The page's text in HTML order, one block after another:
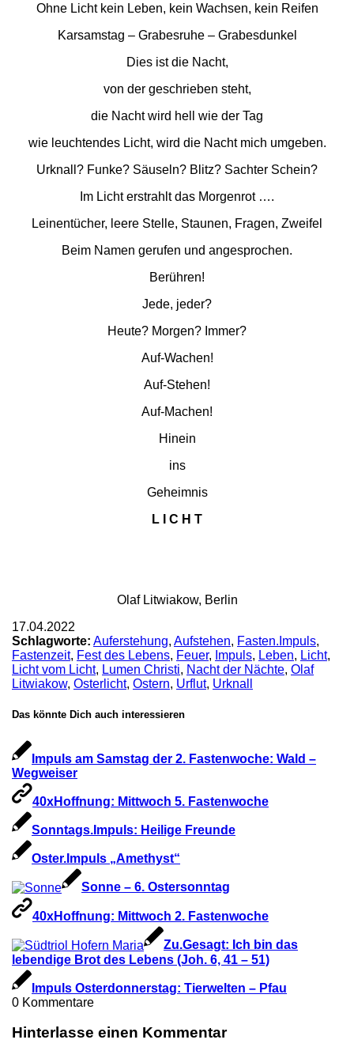
Ohne Licht kein Leben, kein Wachsen, kein Reifen
Karsamstag – Grabesruhe – Grabesdunkel
Dies ist die Nacht,
von der geschrieben steht,
die Nacht wird hell wie der Tag
wie leuchtendes Licht, wird die Nacht mich umgeben.
Urknall? Funke? Säuseln? Blitz? Sachter Schein?
Im Licht erstrahlt das Morgenrot ….
Leinentücher, leere Stelle, Staunen, Fragen, Zweifel
Beim Namen gerufen und angesprochen.
Berühren!
Jede, jeder?
Heute? Morgen? Immer?
Auf-Wachen!
Auf-Stehen!
Auf-Machen!
Hinein
ins
Geheimnis
L I C H T
Olaf Litwiakow, Berlin
17.04.2022
Schlagworte: Auferstehung, Aufstehen, Fasten.Impuls,
Fastenzeit, Fest des Lebens, Feuer, Impuls, Leben, Licht,
Licht vom Licht, Lumen Christi, Nacht der Nächte, Olaf
Litwiakow, Osterlicht, Ostern, Urflut, Urknall
Das könnte Dich auch interessieren
Impuls am Samstag der 2. Fastenwoche: Wald –
Wegweiser
40xHoffnung: Mittwoch 5. Fastenwoche
Sonntags.Impuls: Heilige Freunde
Oster.Impuls „Amethyst“
Sonne – 6. Ostersonntag
40xHoffnung: Mittwoch 2. Fastenwoche
Zu.Gesagt: Ich bin das
lebendige Brot des Lebens (Joh. 6, 41 – 51)
Impuls Osterdonnerstag: Tierwelten – Pfau
0 Kommentare
Hinterlasse einen Kommentar